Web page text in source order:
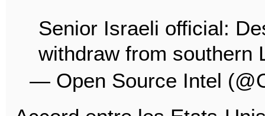
Senior Israeli official:
withdraw from southern
— Open Source Intel